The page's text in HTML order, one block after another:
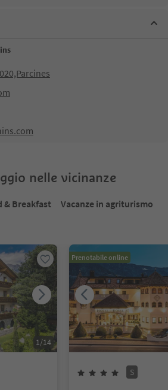
nelle vicinanze
& Breakfast
Vacanze in agriturismo
1/14
Prenotabile online
S